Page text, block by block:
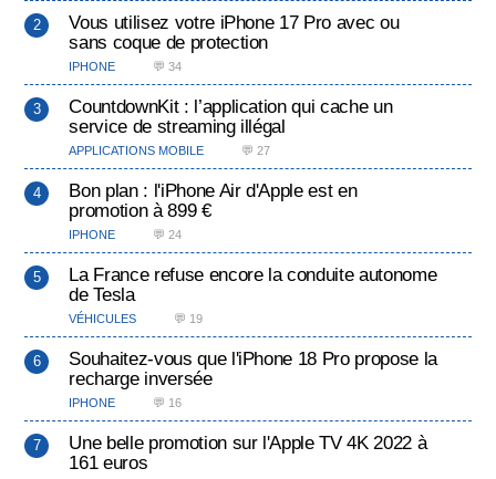
Vous utilisez votre iPhone 17 Pro avec ou
sans coque de protection
IPHONE 💬 34
CountdownKit : l’application qui cache un
service de streaming illégal
APPLICATIONS MOBILE 💬 27
Bon plan : l'iPhone Air d'Apple est en
promotion à 899 €
IPHONE 💬 24
La France refuse encore la conduite autonome
de Tesla
VÉHICULES 💬 19
Souhaitez-vous que l'iPhone 18 Pro propose la
recharge inversée
IPHONE 💬 16
Une belle promotion sur l'Apple TV 4K 2022 à
161 euros